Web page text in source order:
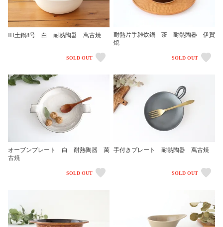
IH土鍋8号 白 耐熱陶器 萬古焼
SOLD OUT
耐熱片手雑炊鍋 茶 耐熱陶器 伊賀
焼
SOLD OUT
オーブンプレート 白 耐熱陶器 萬
古焼
SOLD OUT
手付きプレート 耐熱陶器 萬古焼
SOLD OUT